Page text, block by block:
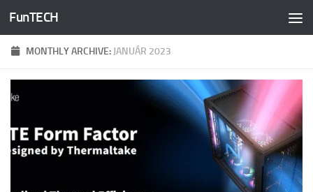
Skip to content
FunTECH
MONTHLY ARCHIVE: JANUÁR 2023